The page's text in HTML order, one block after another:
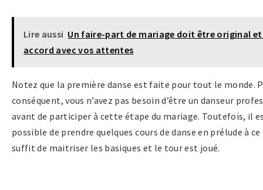
Lire aussi Un faire-part de mariage doit être original et
accord avec vos attentes
Notez que la première danse est faite pour tout le monde.
conséquent, vous n’avez pas besoin d’être un danseur
avant de participer à cette étape du mariage. Toutefois, il
possible de prendre quelques cours de danse en prélude à
suffit de maitriser les basiques et le tour est joué.